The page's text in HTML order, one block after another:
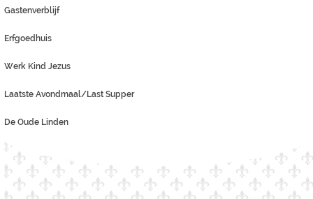
Gastenverblijf
Erfgoedhuis
Werk Kind Jezus
Laatste Avondmaal/Last Supper
De Oude Linden